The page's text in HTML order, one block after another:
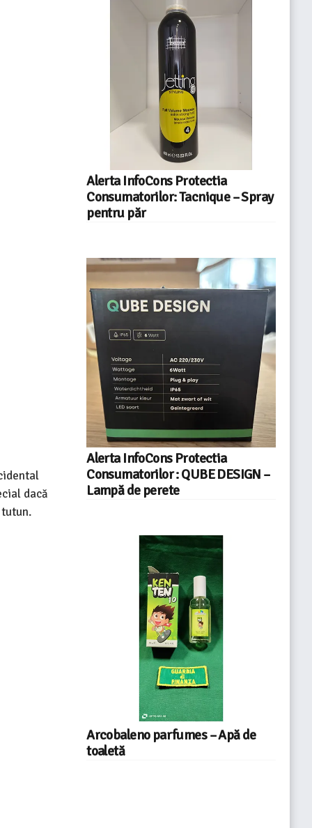
dacă
Alerta InfoCons Protectia
Consumatorilor: Tacnique – Spray
pentru păr
Alerta InfoCons Protectia
Consumatorilor : QUBE DESIGN –
Lampă de perete
Arcobaleno parfumes – Apă de
toaletă